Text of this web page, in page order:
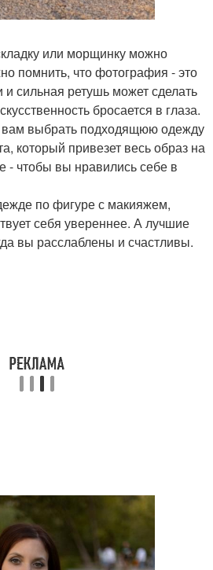
или морщинку можно
помнить, что фотография - это
сильная ретушь может сделать
бросается в глаза.
вам выбрать подходящюю одежду
который привезет весь образ на
- чтобы вы нравились себе в
по фигуре с макияжем,
себя увереннее. А лучшие
вы расслаблены и счастливы.